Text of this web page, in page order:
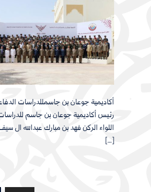
أكاديمية جوعان بن جاسمللدراسات
رئيس أكاديمية جوعان بن جاسم
اللواء الركن فهد بن مبارك عبدالله ال
[…]